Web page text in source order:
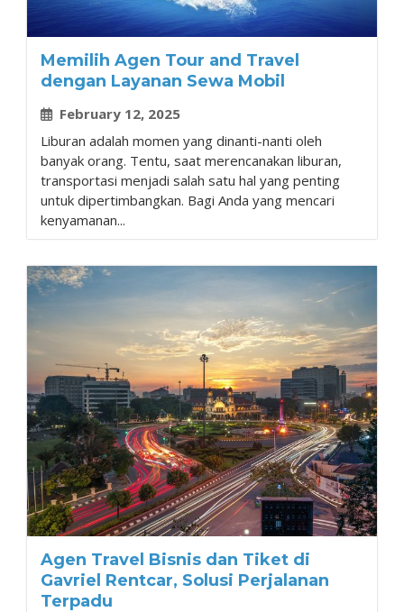
Memilih Agen Tour and Travel
dengan Layanan Sewa Mobil
February 12, 2025
Liburan adalah momen yang dinanti-nanti oleh
banyak orang. Tentu, saat merencanakan liburan,
transportasi menjadi salah satu hal yang penting
untuk dipertimbangkan. Bagi Anda yang mencari
kenyamanan...
Agen Travel Bisnis dan Tiket di
Gavriel Rentcar, Solusi Perjalanan
Terpadu